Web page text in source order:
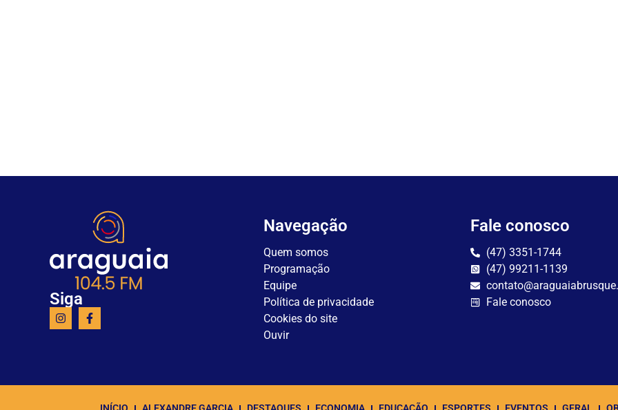
Siga
Navegação
Quem somos
Programação
Equipe
Política de privacidade
Cookies do site
Ouvir
Fale conosco
(47) 3351-1744
(47) 99211-1139
Fale conosco